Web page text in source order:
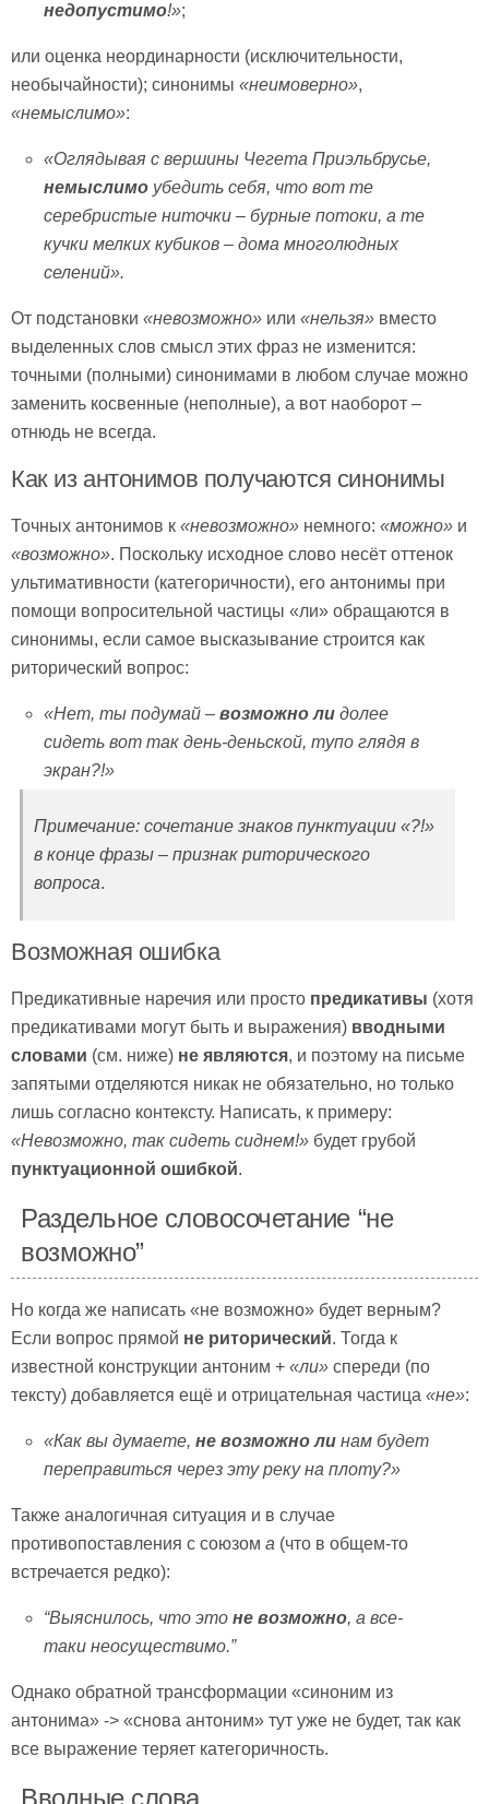
недопустимо!»;
или оценка неординарности (исключительности,
необычайности); синонимы «неимоверно»,
«немыслимо»:
«Оглядывая с вершины Чегета Приэльбрусье,
немыслимо убедить себя, что вот те
серебристые ниточки – бурные потоки, а те
кучки мелких кубиков – дома многолюдных
селений».
От подстановки «невозможно» или «нельзя» вместо
выделенных слов смысл этих фраз не изменится:
точными (полными) синонимами в любом случае можно
заменить косвенные (неполные), а вот наоборот –
отнюдь не всегда.
Как из антонимов получаются синонимы
Точных антонимов к «невозможно» немного: «можно» и
«возможно». Поскольку исходное слово несёт оттенок
ультимативности (категоричности), его антонимы при
помощи вопросительной частицы «ли» обращаются в
синонимы, если самое высказывание строится как
риторический вопрос:
«Нет, ты подумай –возможно ли долее
сидеть вот так день-деньской, тупо глядя в
экран?!»
Примечание: сочетание знаков пунктуации «?!»
в конце фразы – признак риторического
вопроса.
Возможная ошибка
Предикативные наречия или просто предикативы (хотя
предикативами могут быть и выражения) вводными
словами (см. ниже) не являются, и поэтому на письме
запятыми отделяются никак не обязательно, но только
лишь согласно контексту. Написать, к примеру:
«Невозможно, так сидеть сиднем!» будет грубой
пунктуационной ошибкой.
Раздельное словосочетание “не
возможно”
Но когда же написать «не возможно» будет верным?
Если вопрос прямой не риторический. Тогда к
известной конструкции антоним + «ли» спереди (по
тексту) добавляется ещё и отрицательная частица «не»:
«Как вы думаете,не возможно ли нам будет
переправиться через эту реку на плоту?»
Также аналогичная ситуация и в случае
противопоставления с союзом а (что в общем-то
встречается редко):
“Выяснилось, что этоне возможно, а все-
таки неосуществимо.”
Однако обратной трансформации «синоним из
антонима» -> «снова антоним» тут уже не будет, так как
все выражение теряет категоричность.